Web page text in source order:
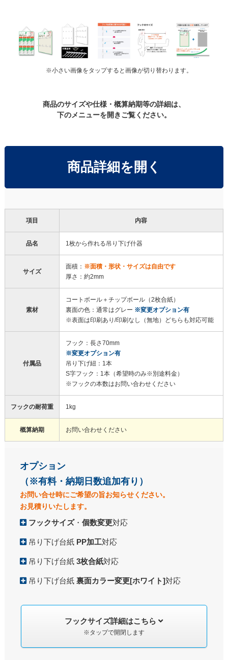
※小さい画像をタップすると画像が切り替わります。
商品のサイズや仕様・概算納期等の詳細は、
下のメニューを開きご覧ください。
商品詳細を開く
項目 内容
品名 1枚から作れる吊り下げ什器
サイズ
面積： ※面積・形状・サイズは自由です
厚さ：約2mm
素材
コートボール＋チップボール（2枚合紙）
裏面の色：通常はグレー ※変更オプション有
※表面は印刷あり/印刷なし（無地）どちらも対応可能
付属品
フック：長さ70mm
※変更オプション有
吊り下げ紐：1本
S字フック：1本（希望時のみ※別途料金）
※フックの本数はお問い合わせください
フックの耐荷重 1kg
概算納期 お問い合わせください
オプション
（※有料・納期日数追加有り）
お問い合せ時にご希望の旨お知らせください。
お見積りいたします。
フックサイズ・ 個数変更対応
吊り下げ台紙 PP加工対応
吊り下げ台紙 3枚合紙対応
吊り下げ台紙 裏面カラー変更[ホワイト]対応
フックサイズ詳細はこちら
※タップで開閉します